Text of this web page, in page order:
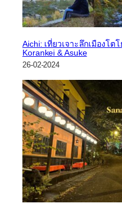
Aichi: เที่ยวเจาะลึกเมืองโ
Korankei & Asuke
26-02-2024